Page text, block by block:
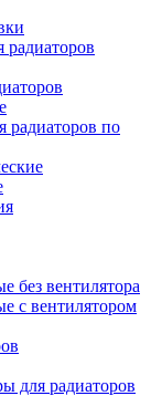
радиаторов
радиаторов по
без вентилятора
с вентилятором
для радиаторов